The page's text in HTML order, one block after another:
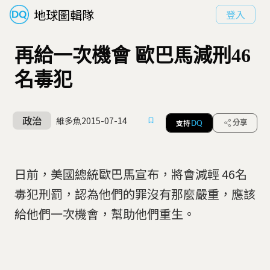
地球圖輯隊 登入
再給一次機會 歐巴馬減刑46
名毒犯
政治 維多魚2015-07-14 支持 DQ 分享
日前，美國總統歐巴馬宣布，將會減輕 46名
毒犯刑罰，認為他們的罪沒有那麼嚴重，應該
給他們一次機會，幫助他們重生。